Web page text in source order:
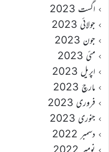
اگست 2023
جولائی 2023
جون 2023
مئی 2023
اپریل 2023
مارچ 2023
فروری 2023
جنوری 2023
دسمبر 2022
نومبر 2022